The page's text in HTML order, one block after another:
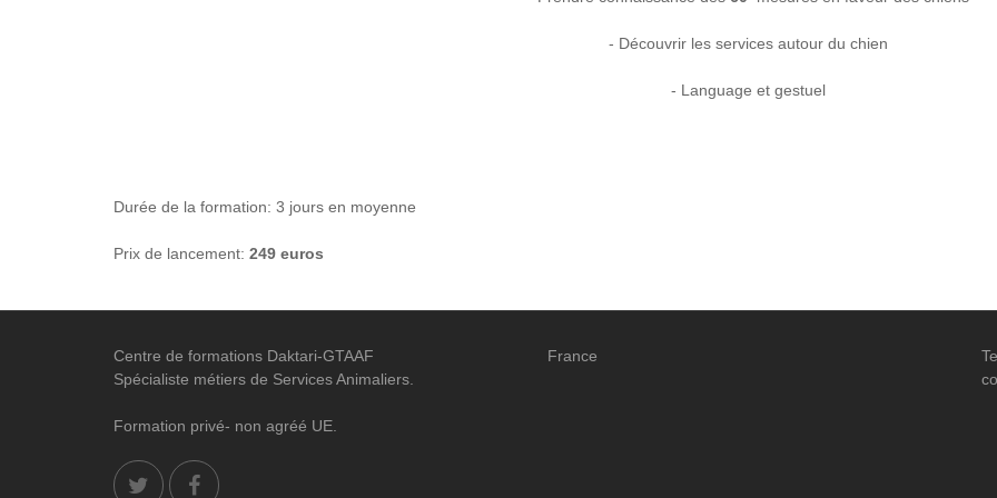
- Découvrir les services autour du chien
- Language et gestuel
Durée de la formation: 3 jours en moyenne
Prix de lancement: 249 euros
Centre de formations Daktari-GTAAF
Spécialiste métiers de Services Animaliers.
Formation privé- non agréé UE.
France